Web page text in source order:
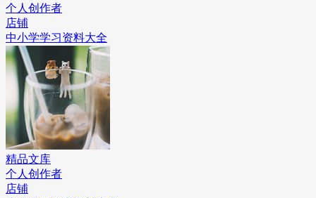
个人创作者
店铺
中小学学习资料大全
精品文库
个人创作者
店铺